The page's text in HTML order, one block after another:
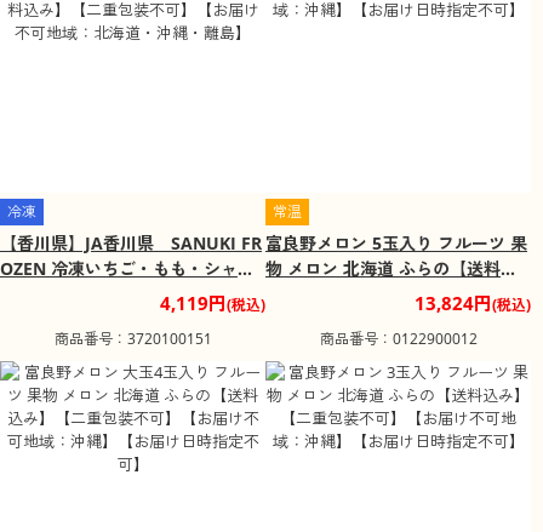
冷凍
【香川県】JA香川県 SANUKI FR
OZEN 冷凍いちご・もも・シャイ
ンマスカット・柿 冷凍フルーツ 果
物【送料込み】【二重包装不可】
【お届け不可地域：北海道・沖
縄・離島】
4,119円(税込)
商品番号：3720100151
常温
富良野メロン 5玉入り フルーツ 果
物 メロン 北海道 ふらの【送料込
み】【二重包装不可】【お届け不
可地域：沖縄】【お届け日時指定
13,824円(税込)
商品番号：0122900012